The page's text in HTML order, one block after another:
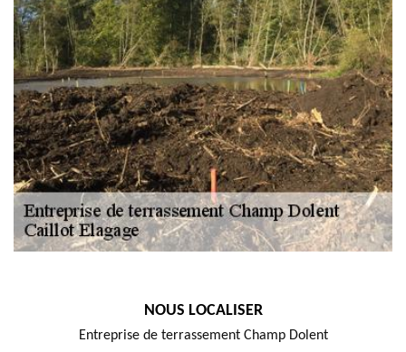
NOUS LOCALISER
Entreprise de terrassement Champ Dolent